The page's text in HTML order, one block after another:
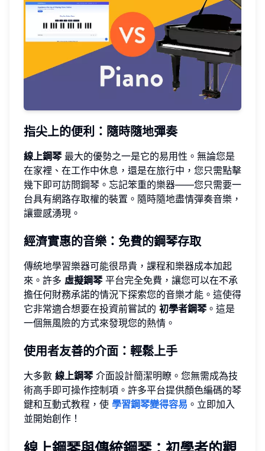
指尖上的便利：隨時隨地彈奏
線上鋼琴最大的優勢之一是它的易用性。無論您是
在家裡、在工作中休息，還是在旅行中，您只需點擊
幾下即可訪問鋼琴。忘記笨重的樂器——您只需要一
台具有網路存取權的裝置。隨時隨地盡情彈奏音樂，
讓靈感湧現。
經濟實惠的音樂：免費的鋼琴存取
傳統地學習樂器可能很昂貴，課程和樂器成本加起
來。許多 虛擬鋼琴平台完全免費，讓您可以在不承
擔任何財務承諾的情況下探索您的音樂才能。這使得
它非常適合想要在投資前嘗試的 初學者鋼琴。這是
一個無風險的方式來發現您的熱情。
使用者友善的介面：輕鬆上手
大多數 線上鋼琴介面設計簡潔明瞭。您無需成為技
術高手即可操作控制項。許多平台提供顏色編碼的琴
鍵和互動式教程，使 學習鋼琴變得容易 。立即加入
並開始創作！